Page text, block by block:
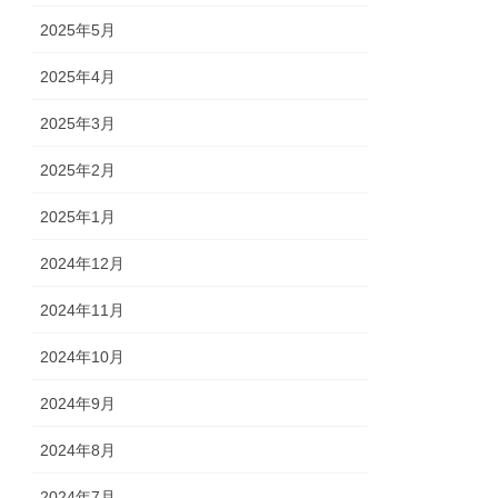
2025年5月
2025年4月
2025年3月
2025年2月
2025年1月
2024年12月
2024年11月
2024年10月
2024年9月
2024年8月